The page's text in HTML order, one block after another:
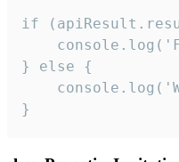
if
} else {
}